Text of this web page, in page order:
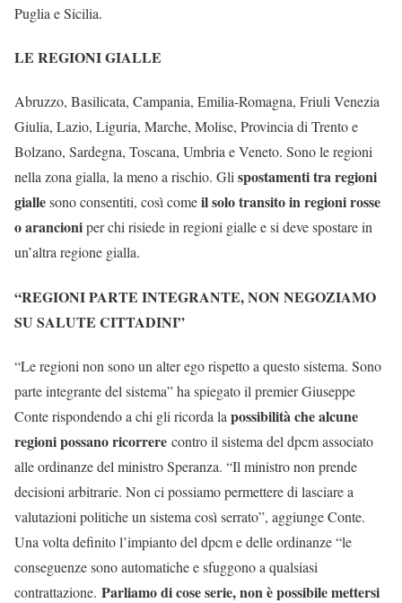
Puglia e Sicilia.
LE REGIONI GIALLE
Abruzzo, Basilicata, Campania, Emilia-Romagna, Friuli Venezia
Giulia, Lazio, Liguria, Marche, Molise, Provincia di Trento e
Bolzano, Sardegna, Toscana, Umbria e Veneto. Sono le regioni
nella zona gialla, la meno a rischio. Glispostamenti tra regioni
giallesono consentiti, così comeil solo transito in regioni rosse
o arancioniper chi risiede in regioni gialle e si deve spostare in
un’altra regione gialla.
“REGIONI PARTE INTEGRANTE, NON NEGOZIAMO
SU SALUTE CITTADINI”
“Le regioni non sono un alter ego rispetto a questo sistema. Sono
parte integrante del sistema” ha spiegato il premier Giuseppe
Conte rispondendo a chi gli ricorda la possibilità che alcune
regioni possano ricorrere contro il sistema del dpcm associato
alle ordinanze del ministro Speranza. “Il ministro non prende
decisioni arbitrarie. Non ci possiamo permettere di lasciare a
valutazioni politiche un sistema così serrato”, aggiunge Conte.
Una volta definito l’impianto del dpcm e delle ordinanze “le
conseguenze sono automatiche e sfuggono a qualsiasi
contrattazione. Parliamo di cose serie, non è possibile mettersi